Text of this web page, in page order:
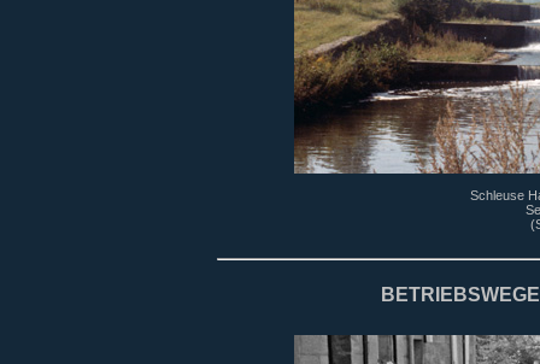
Schleuse